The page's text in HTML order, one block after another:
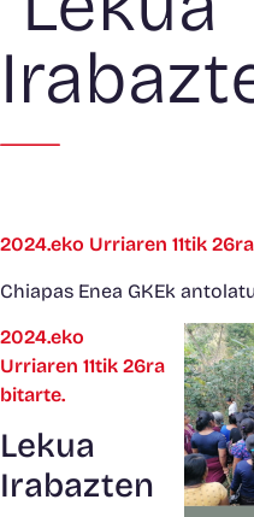
2024.eko Urriaren 11tik
Chiapas Enea GKEk
2024.eko
Urriaren 11tik 26ra
bitarte.
Lekua
Irabazten